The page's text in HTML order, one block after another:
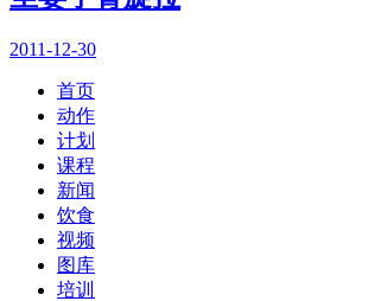
2011-12-30
首页
动作
计划
课程
新闻
饮食
视频
图库
培训